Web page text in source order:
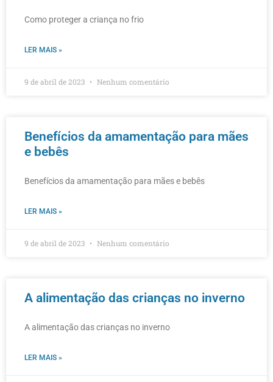
Como proteger a criança no frio
LER MAIS »
9 de abril de 2023 Nenhum comentário
Benefícios da amamentação para mães
e bebês
Benefícios da amamentação para mães e bebês
LER MAIS »
9 de abril de 2023 Nenhum comentário
A alimentação das crianças no inverno
A alimentação das crianças no inverno
LER MAIS »